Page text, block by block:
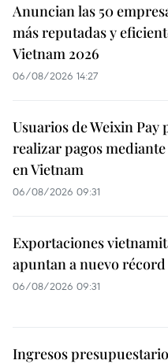
Anuncian las 50
más reputadas y
Vietnam 2026
06/08/2026 14:27
Usuarios de Weixin Pay
realizar pagos
en Vietnam
06/08/2026 09:31
Exportaciones
apuntan a nuevo récord
06/08/2026 09:31
Ingresos